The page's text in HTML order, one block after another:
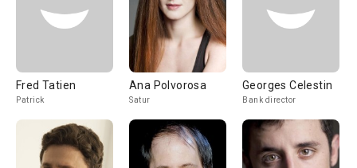
Fred Tatien
Patrick
Ana Polvorosa
Satur
Georges Celestin
Bank director